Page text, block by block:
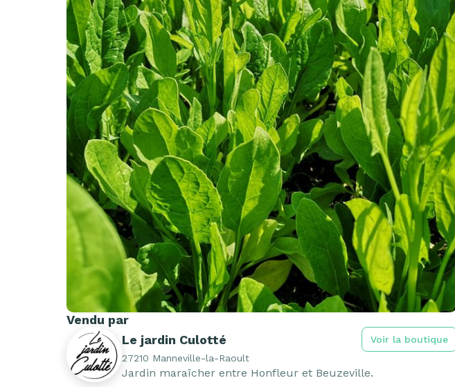
Vendu par
Le jardin Culotté
Voir la boutique
27210 Manneville-la-Raoult
Jardin maraîcher entre Honfleur et Beuzeville.